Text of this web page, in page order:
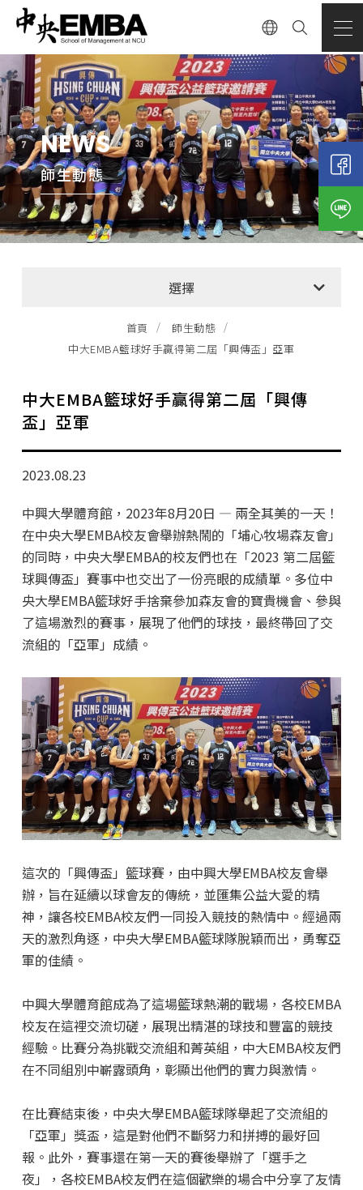
NEWS
師生動態
選擇
全部消息
EMBA招生公告
行政公告
師生動態
首頁
師生動態
中大EMBA籃球好手贏得第二屆「興傳盃」亞軍
中大EMBA籃球好手贏得第二屆「興傳
盃」亞軍
2023.08.23
中興大學體育館，2023年8月20日 — 兩全其美的一天！
在中央大學EMBA校友會舉辦熱鬧的「埔心牧場森友會」
的同時，中央大學EMBA的校友們也在「2023 第二屆籃
球興傳盃」賽事中也交出了一份亮眼的成績單。多位中
央大學EMBA籃球好手捨棄參加森友會的寶貴機會、參與
了這場激烈的賽事，展現了他們的球技，最終帶回了交
流組的「亞軍」成績。
這次的「興傳盃」籃球賽，由中興大學EMBA校友會舉
辦，旨在延續以球會友的傳統，並匯集公益大愛的精
神，讓各校EMBA校友們一同投入競技的熱情中。經過兩
天的激烈角逐，中央大學EMBA籃球隊脫穎而出，勇奪亞
軍的佳績。
中興大學體育館成為了這場籃球熱潮的戰場，各校EMBA
校友在這裡交流切磋，展現出精湛的球技和豐富的競技
經驗。比賽分為挑戰交流組和菁英組，中大EMBA校友們
在不同組別中嶄露頭角，彰顯出他們的實力與激情。
在比賽結束後，中央大學EMBA籃球隊舉起了交流組的
「亞軍」獎盃，這是對他們不斷努力和拼搏的最好回
報。此外，賽事還在第一天的賽後舉辦了「選手之
夜」，各校EMBA校友們在這個歡樂的場合中分享了友情